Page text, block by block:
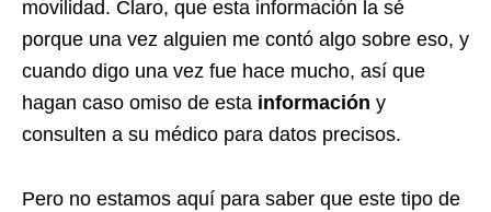
movilidad. Claro, que esta información la sé
porque una vez alguien me contó algo sobre eso, y
cuando digo una vez fue hace mucho, así que
hagan caso omiso de esta información y
consulten a su médico para datos precisos.
Pero no estamos aquí para saber que este tipo de